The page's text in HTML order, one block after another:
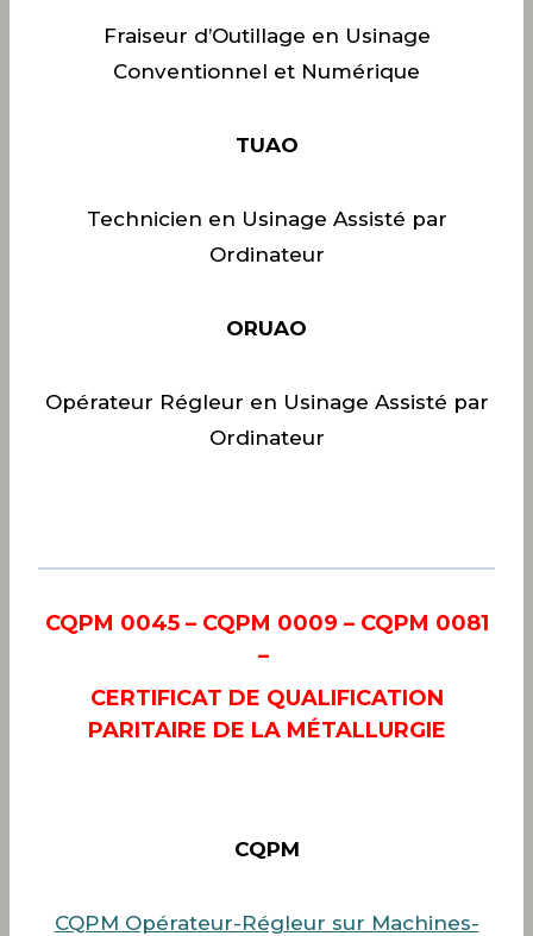
Fraiseur d’Outillage en Usinage
Conventionnel et Numérique
TUAO
Technicien en Usinage Assisté par
Ordinateur
ORUAO
Opérateur Régleur en Usinage Assisté par
Ordinateur
CQPM 0045 – CQPM 0009 – CQPM 0081
–
CERTIFICAT DE QUALIFICATION
PARITAIRE DE LA MÉTALLURGIE
CQPM
CQPM Opérateur-Régleur sur Machines-